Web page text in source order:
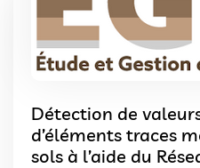
Détection de
d’éléments traces
sols à l’aide du